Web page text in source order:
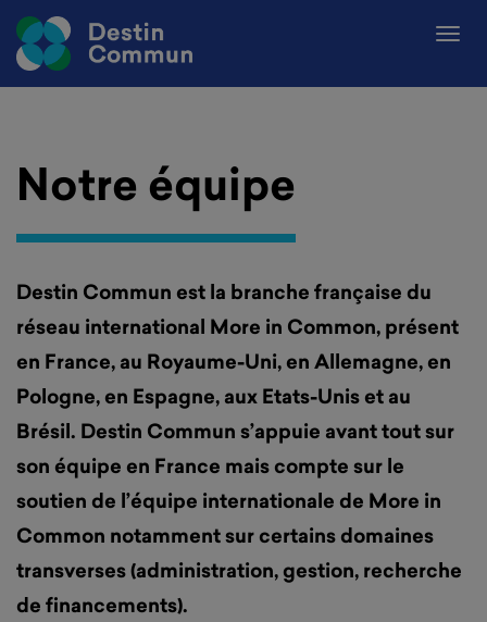
Notre équipe
Destin Commun est la branche française du
réseau international More in Common, présent
en France, au Royaume-Uni, en Allemagne, en
Pologne, en Espagne, aux Etats-Unis et au
Brésil. Destin Commun s’appuie avant tout sur
son équipe en France mais compte sur le
soutien de l’équipe internationale de More in
Common notamment sur certains domaines
transverses (administration, gestion, recherche
de financements).